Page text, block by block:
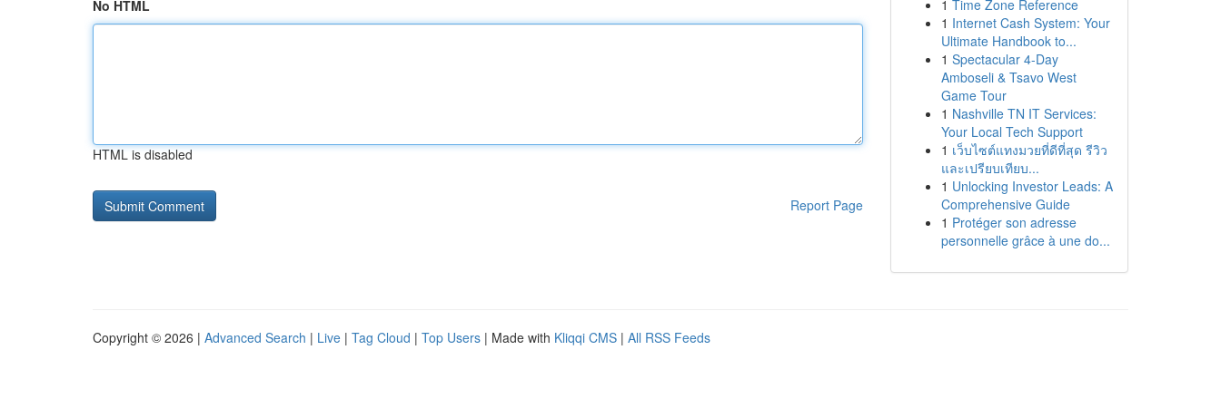
No HTML
HTML is disabled
Report Page
1 Time Zone Reference
1 Internet Cash System: Your
Ultimate Handbook to...
1 Spectacular 4-Day
Amboseli & Tsavo West
Game Tour
1 Nashville TN IT Services:
Your Local Tech Support
1 เว็บไซต์แทงมวยที่ดีที่สุด รีวิว
และเปรียบเทียบ...
1 Unlocking Investor Leads: A
Comprehensive Guide
1 Protéger son adresse
personnelle grâce à une do...
Copyright © 2026 | Advanced Search | Live | Tag Cloud | Top Users | Made with Kliqqi CMS | All RSS Feeds